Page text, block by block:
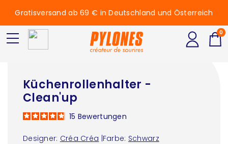
Küchenrollenhalter -
Clean'up
Designer: Créa Créa Farbe: Schwarz
15 Bewertungen
Gratisversand ab 69 € in Deutschland und Österreich
0